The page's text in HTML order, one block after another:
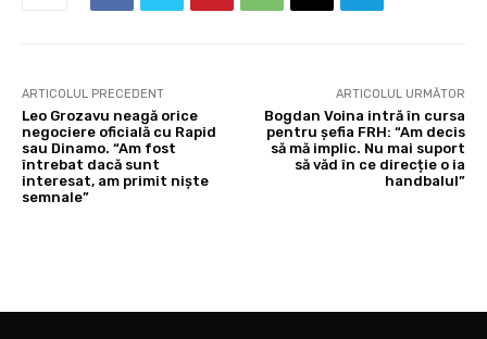
ARTICOLUL PRECEDENT
Leo Grozavu neagă orice
negociere oficială cu Rapid
sau Dinamo. “Am fost
întrebat dacă sunt
interesat, am primit niște
semnale”
ARTICOLUL URMĂTOR
Bogdan Voina intră în cursa
pentru șefia FRH: “Am decis
să mă implic. Nu mai suport
să văd în ce direcție o ia
handbalul”